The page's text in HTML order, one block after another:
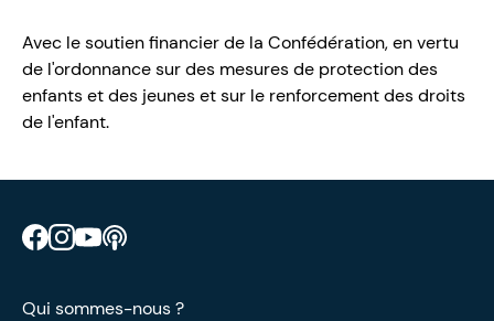
Avec le soutien financier de la Confédération, en vertu
de l'ordonnance sur des mesures de protection des
enfants et des jeunes et sur le renforcement des droits
de l'enfant.
Retrouve CIAO sur Facebook
Retrouve CIAO sur Instagram
Retrouve CIAO sur YouTube
Qui sommes-nous ?